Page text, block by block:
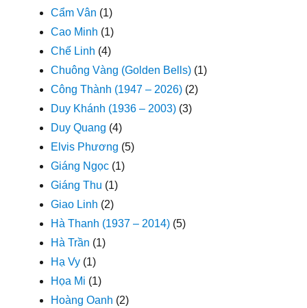
Cẩm Vân (1)
Cao Minh (1)
Chế Linh (4)
Chuông Vàng (Golden Bells) (1)
Công Thành (1947 – 2026) (2)
Duy Khánh (1936 – 2003) (3)
Duy Quang (4)
Elvis Phương (5)
Giáng Ngọc (1)
Giáng Thu (1)
Giao Linh (2)
Hà Thanh (1937 – 2014) (5)
Hà Trần (1)
Hạ Vy (1)
Họa Mi (1)
Hoàng Oanh (2)